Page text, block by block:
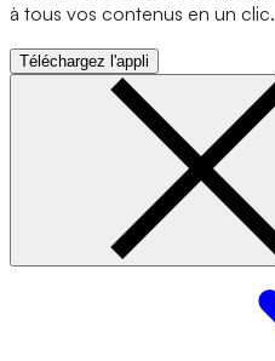
à tous vos contenus en un clic.
Téléchargez l'appli